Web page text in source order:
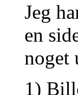
Jeg
en
noget
1)